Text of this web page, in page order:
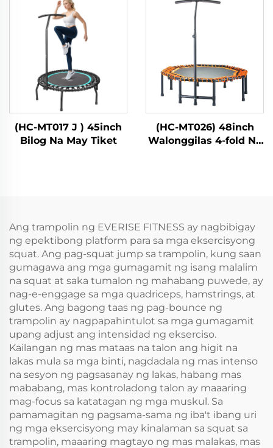
(HC-MT017 J ) 45inch
Bilog Na May Tiket
(HC-MT026) 48inch
Walonggilas 4-fold Na
Ang trampolin ng EVERISE FITNESS ay nagbibigay
ng epektibong platform para sa mga eksercisyong
squat. Ang pag-squat jump sa trampolin, kung saan
gumagawa ang mga gumagamit ng isang malalim
na squat at saka tumalon ng mahabang puwede, ay
nag-e-enggage sa mga quadriceps, hamstrings, at
glutes. Ang bagong taas ng pag-bounce ng
trampolin ay nagpapahintulot sa mga gumagamit
upang adjust ang intensidad ng ekserciso.
Kailangan ng mas mataas na talon ang higit na
lakas mula sa mga binti, nagdadala ng mas intenso
na sesyon ng pagsasanay ng lakas, habang mas
mababang, mas kontroladong talon ay maaaring
mag-focus sa katatagan ng mga muskul. Sa
pamamagitan ng pagsama-sama ng iba't ibang uri
ng mga eksercisyong may kinalaman sa squat sa
trampolin, maaaring magtayo ng mas malakas, mas